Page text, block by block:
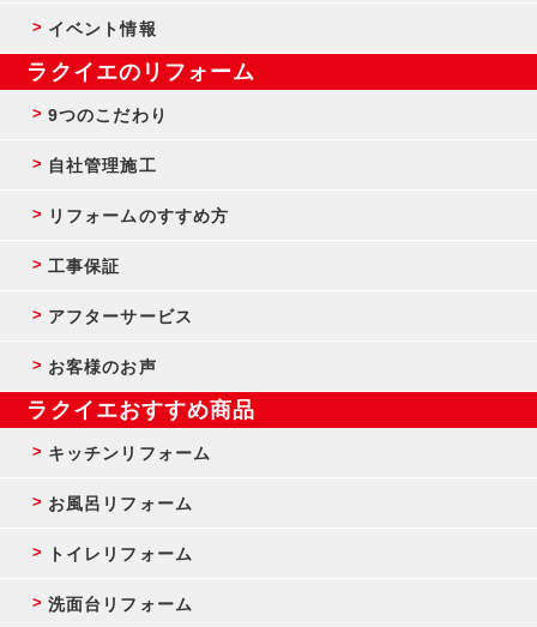
イベント情報
ラクイエのリフォーム
9つのこだわり
自社管理施工
リフォームのすすめ方
工事保証
アフターサービス
お客様のお声
ラクイエおすすめ商品
キッチンリフォーム
お風呂リフォーム
トイレリフォーム
洗面台リフォーム